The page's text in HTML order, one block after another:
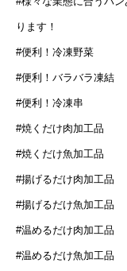
ります！
#便利！冷凍野菜
#便利！バラバラ凍結
#便利！冷凍串
#焼くだけ肉加工品
#焼くだけ魚加工品
#揚げるだけ肉加工品
#揚げるだけ魚加工品
#温めるだけ肉加工品
#温めるだけ魚加工品